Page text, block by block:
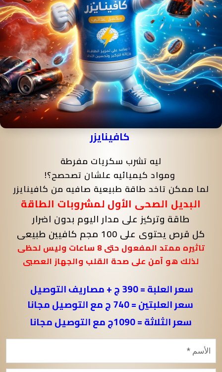
كافينايزر
ليه تشرب سكريات مفرطة
ومواد كيميائيه علشان تصحصح؟!
لما ممكن تاخد طاقة طبيعية صافيه من كافينايزر
البديل الصحى الأول لمشروبات الطاقة
طاقة وتركيز على مدار اليوم بدون اضرار
كل قرص يحتوى على 100 مجم كافيين طبيعى
تاثيره ممتد المفعول حتى 8 ساعات وليس لحظى
لذلك هو آمن على صحة القلب والجهاز العصبى
سعر العلبة = 390 ج + مصاريف التوصيل
سعر العلبتين = 740 ج مع التوصيل مجانا
سعر الثلاثة = 1090ج مع التوصيل مجانا